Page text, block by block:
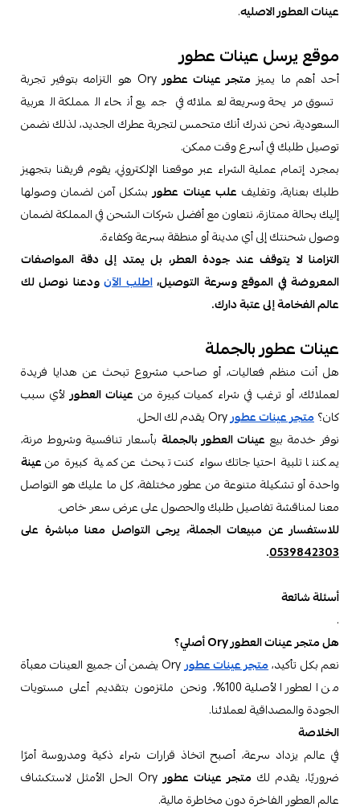
عينات العطور الاصليه.
موقع يرسل عينات عطور
أحد أهم ما يميز متجر عينات عطور
Ory هو التزامه بتوفير تجربة
تسوق مريحة وسريعة لعملائه في جميع أنحاء المملكة العربية
السعودية، نحن ندرك أنك متحمس لتجربة عطرك الجديد، لذلك نضمن
توصيل طلبك في أسرع وقت ممكن.
بمجرد إتمام عملية الشراء عبر موقعنا الإلكتروني، يقوم فريقنا بتجهيز
طلبك بعناية، وتغليف علب عينات عطوربشكل آمن لضمان وصولها
إليك بحالة ممتازة، نتعاون مع أفضل شركات الشحن في المملكة لضمان
وصول شحنتك إلى أي مدينة أو منطقة بسرعة وكفاءة.
التزامنا لا يتوقف عند جودة العطر، بل يمتد إلى دقة المواصفات
المعروضة في الموقع وسرعة التوصيل،اطلب الآنودعنا نوصل لك
عالم الفخامة إلى عتبة دارك.
عينات عطور بالجملة
هل أنت منظم فعاليات، أو صاحب مشروع تبحث عن هدايا فريدة
لعملائك، أو ترغب في شراء كميات كبيرة من عينات العطورلأي سبب
كان؟متجر عينات عطورOry يقدم لك الحل.
نوفر خدمة بيع عينات العطور بالجملة بأسعار تنافسية وشروط مرنة،
يمكننا تلبية احتياجاتك سواء كنت تبحث عن كمية كبيرة منعينة
واحدة أو تشكيلة متنوعة من عطور مختلفة، كل ما عليك هو التواصل
معنا لمناقشة تفاصيل طلبك والحصول على عرض سعر خاص.
للاستفسار عن مبيعات الجملة، يرجى التواصل معنا مباشرة على
0539842303
.
أسئلة شائعة
.
هل متجر عينات العطور Ory أصلي؟
نعم بكل تأكيد،متجر عينات عطور
Ory يضمن أن جميع العينات معبأة
من العطور الأصلية 100%، ونحن ملتزمون بتقديم أعلى مستويات
الجودة والمصداقية لعملائنا.
الخلاصة
في عالم يزداد سرعة، أصبح اتخاذ قرارات شراء ذكية ومدروسة أمرًا
ضروريًا، يقدم لك متجر عينات عطور
Ory الحل الأمثل لاستكشاف
عالم العطور الفاخرة دون مخاطرة مالية.